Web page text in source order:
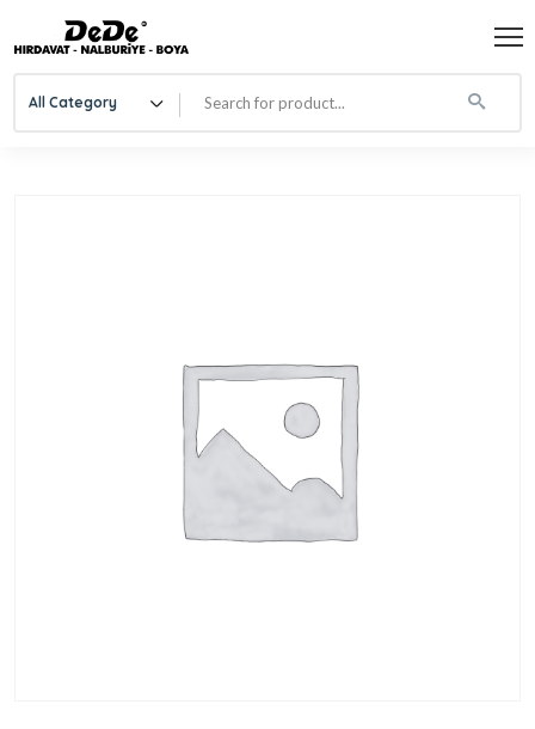
All Category